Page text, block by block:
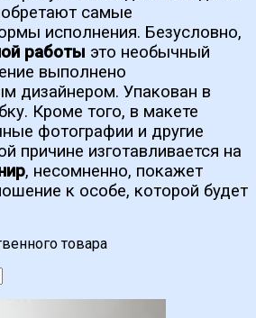
самые
исполнения. Безусловно,
работы это необычный
выполнено
дизайнером. Упакован в
Кроме того, в макете
фотографии и другие
причине изготавливается на
, несомненно, покажет
к особе, которой будет
товара